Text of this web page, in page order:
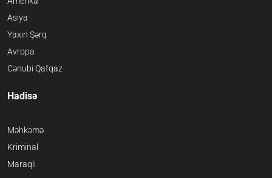
Asiya
Yaxın Şərq
Avropa
Cənubi Qafqaz
Hadisə
Məhkəmə
Kriminal
Maraqlı